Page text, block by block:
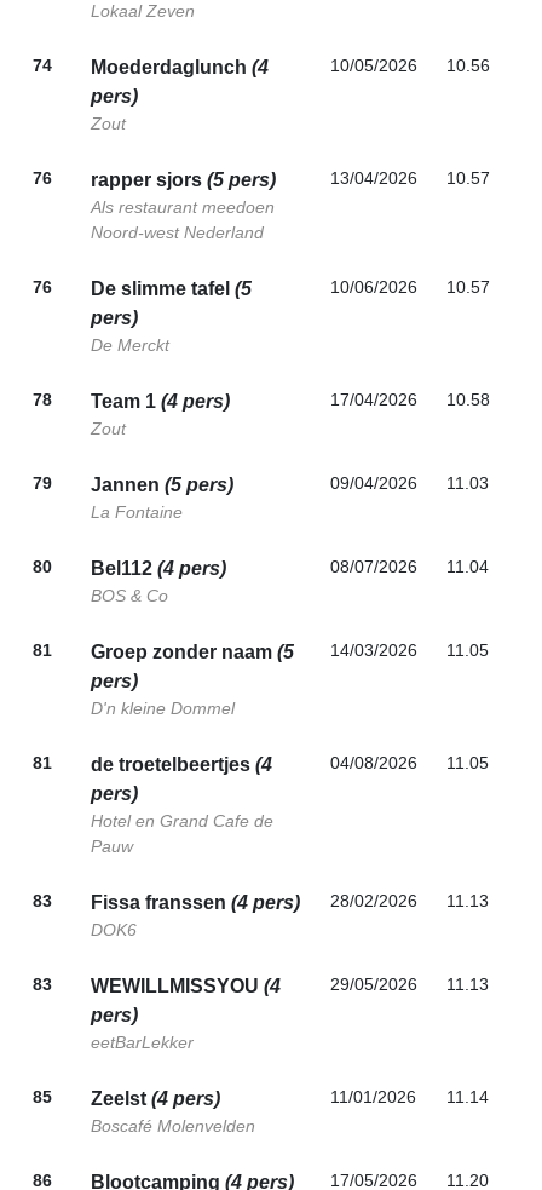
Lokaal Zeven
74 Moederdaglunch (4
pers)
Zout
10/05/2026 10.56
76 rapper sjors (5 pers)
Als restaurant meedoen
Noord-west Nederland
13/04/2026 10.57
76 De slimme tafel (5
pers)
De Merckt
10/06/2026 10.57
78 Team 1 (4 pers)
Zout
17/04/2026 10.58
79 Jannen (5 pers)
La Fontaine
09/04/2026 11.03
80 Bel112 (4 pers)
BOS & Co
08/07/2026 11.04
81 Groep zonder naam (5
pers)
D'n kleine Dommel
14/03/2026 11.05
81 de troetelbeertjes (4
pers)
Hotel en Grand Cafe de
Pauw
04/08/2026 11.05
83 Fissa franssen (4 pers)
DOK6
28/02/2026 11.13
83 WEWILLMISSYOU (4
pers)
eetBarLekker
29/05/2026 11.13
85 Zeelst (4 pers)
Boscafé Molenvelden
11/01/2026 11.14
86 Blootcamping (4 pers) 17/05/2026 11.20